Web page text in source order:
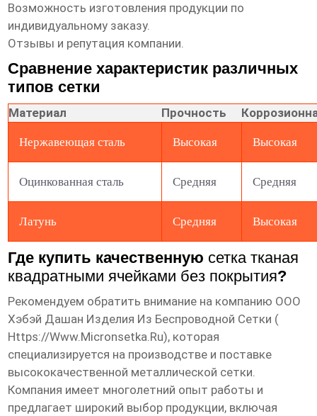
Возможность изготовления продукции по
индивидуальному заказу.
Отзывы и репутация компании.
Сравнение характеристик различных
типов сетки
Материал Прочность
Нержавеющая сталь Высокая Высокая
Оцинкованная сталь Средняя Средняя
Латунь Средняя Высокая
Где купить качественную сетка тканая
квадратными ячейками без покрытия?
Рекомендуем обратить внимание на компанию ООО
Хэбэй Дашан Изделия Из Беспроводной Сетки (
Https://www.micronsetka.ru), которая
специализируется на производстве и поставке
высококачественной металлической сетки.
Компания имеет многолетний опыт работы и
предлагает широкий выбор продукции, включая